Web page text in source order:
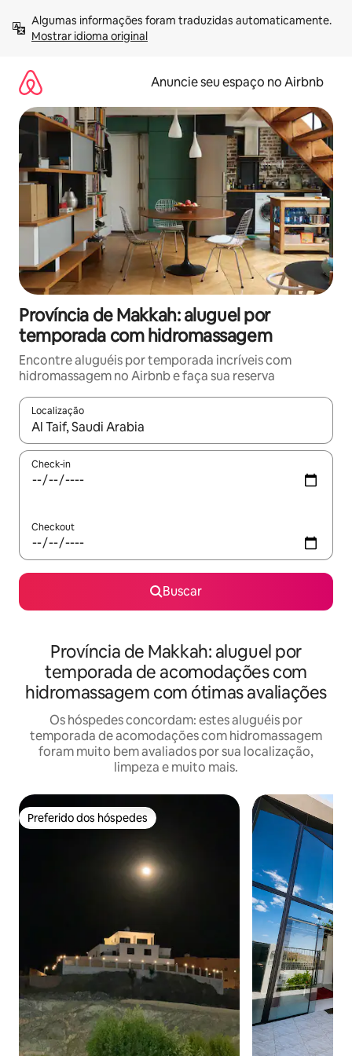
para
Mostrar idioma original
Anuncie seu espaço no Airbnb
Província de Makkah: aluguel por
temporada com hidromassagem
Encontre aluguéis por temporada incríveis com
hidromassagem no Airbnb e faça sua reserva
Localização
Quando os resultados estiverem disponíveis, explore-os
Check-in
Checkout
Buscar
Província de Makkah: aluguel por
temporada de acomodações com
hidromassagem com ótimas avaliações
Os hóspedes concordam: estes aluguéis por
temporada de acomodações com hidromassagem
foram muito bem avaliados por sua localização,
limpeza e muito mais.
Preferido dos hóspedes
Preferido dos hóspedes